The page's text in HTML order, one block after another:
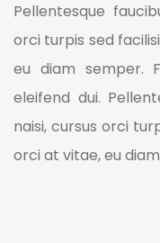
Pellentesque
orci turpis sed
eu diam semper.
eleifend dui.
naisi, cursus orci
orci at vitae, eu